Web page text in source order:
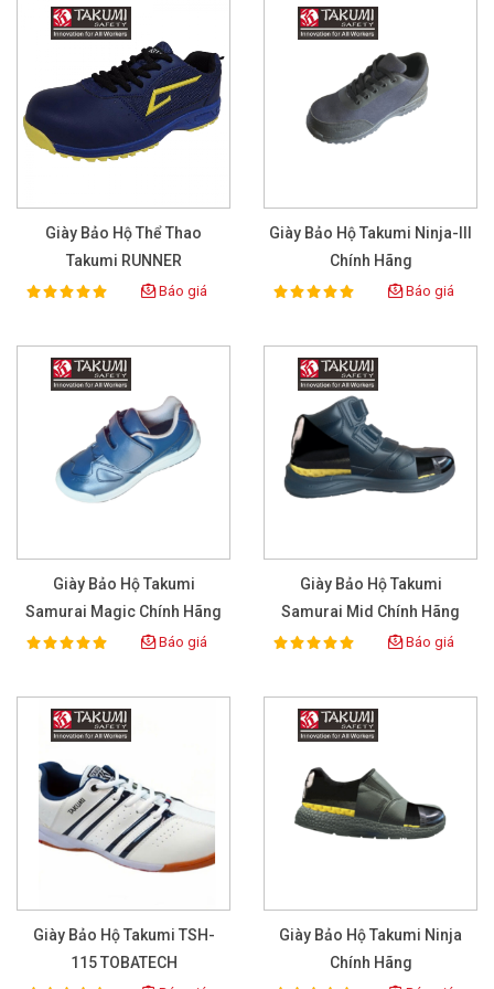
Giày Bảo Hộ Thể Thao
Takumi RUNNER
Rating:
100% Báo giá
Giày Bảo Hộ Takumi Ninja-III
Chính Hãng
Rating:
100% Báo giá
Giày Bảo Hộ Takumi
Samurai Magic Chính Hãng
Rating:
100% Báo giá
Giày Bảo Hộ Takumi
Samurai Mid Chính Hãng
Rating:
100% Báo giá
Giày Bảo Hộ Takumi TSH-
115 TOBATECH
Giày Bảo Hộ Takumi Ninja
Chính Hãng